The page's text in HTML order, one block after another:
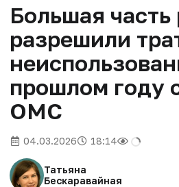
Большая часть
разрешили
прошлом году
ОМС
04.03.2026 18:14
Татьяна
Бескаравайная